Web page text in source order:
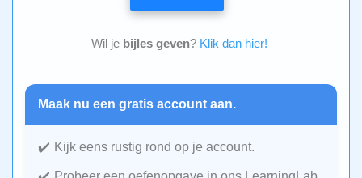
Wil je bijles geven? Klik dan hier!
Maak nu een gratis account aan.
Kijk eens rustig rond op je account.